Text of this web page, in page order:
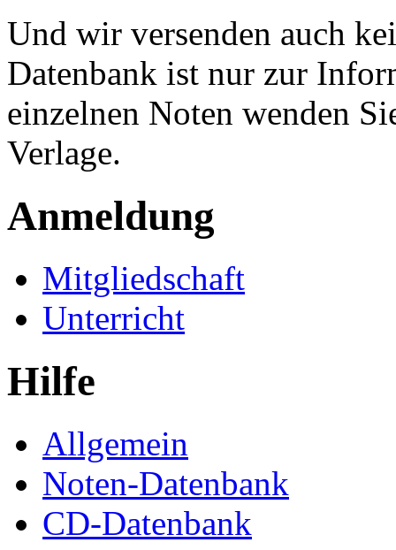
Und wir versenden auch
Datenbank ist nur zur
einzelnen Noten wenden
Verlage.
Anmeldung
Mitgliedschaft
Unterricht
Hilfe
Allgemein
Noten-Datenbank
CD-Datenbank